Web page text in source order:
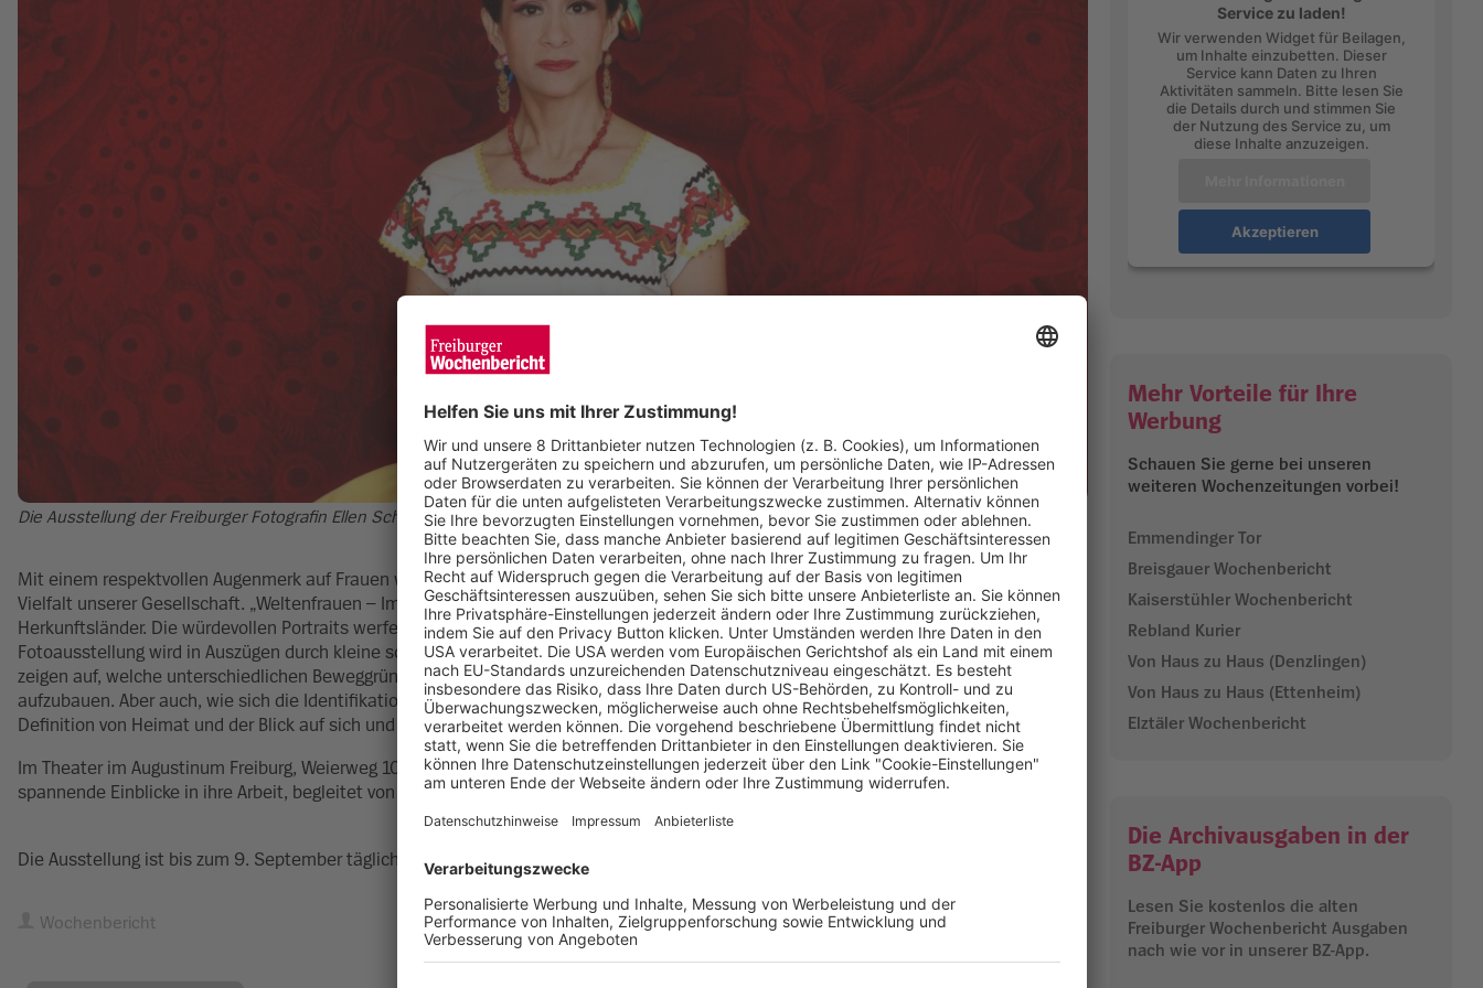
Die Ausstellung der Freiburger Fotografin Ellen Schmauss zeigt Portraits von Frauen in traditionellen Gewändern.. Foto: Ellen Schmauss
Mit einem respektvollen Augenmerk auf Frauen widmet sich die Fotoausstellung der Freiburger Fotografin Ellen Schmauss der bunten
Vielfalt unserer Gesellschaft. „Weltenfrauen – Im Gewand der Vielfalt“ zeigt Portraits von Frauen in traditionellen Gewändern ihrer
Herkunftsländer. Die würdevollen Portraits werfen Licht auf die Diversität unserer sich wandelnden Gesellschaft in Deutschland. Die
Fotoausstellung wird in Auszügen durch kleine schriftliche Zusammenfassungen der Biografien der Frauen begleitet. Die Kurzportraits
zeigen auf, welche unterschiedlichen Beweggründe es gab, die eigene Heimat zu verlassen und ein neues Leben in der Ferne
aufzubauen. Aber auch, wie sich die Identifikation mit den Wurzeln in zweiter oder dritter Generation gestaltet und wie sich die
Definition von Heimat und der Blick auf sich und die Welt verändern kann.
Im Theater im Augustinum Freiburg, Weierweg 10, Vernissage: Die Fotografin Ellen Schmauss gewährt in einem kurzen Vortrag
spannende Einblicke in ihre Arbeit, begleitet von balinesischen Tempeltänzen, aufgeführt von Nyoman Inten Sriasih.
Die Ausstellung ist bis zum 9. September täglich von 10 bis 18 Uhr zu sehen. Eintritt frei.
Wochenbericht
Service zu laden!
Wir verwenden Widget für Beilagen,
um Inhalte einzubetten. Dieser
Service kann Daten zu Ihren
Aktivitäten sammeln. Bitte lesen Sie
die Details durch und stimmen Sie
der Nutzung des Service zu, um
diese Inhalte anzuzeigen.
Akzeptieren
Mehr Vorteile für Ihre
Werbung
Schauen Sie gerne bei unseren
weiteren Wochenzeitungen vorbei!
Emmendinger Tor
Breisgauer Wochenbericht
Kaiserstühler Wochenbericht
Rebland Kurier
Von Haus zu Haus (Denzlingen)
Von Haus zu Haus (Ettenheim)
Elztäler Wochenbericht
Die Archivausgaben in der
BZ-App
Lesen Sie kostenlos die alten
Freiburger Wochenbericht Ausgaben
nach wie vor in unserer BZ-App.